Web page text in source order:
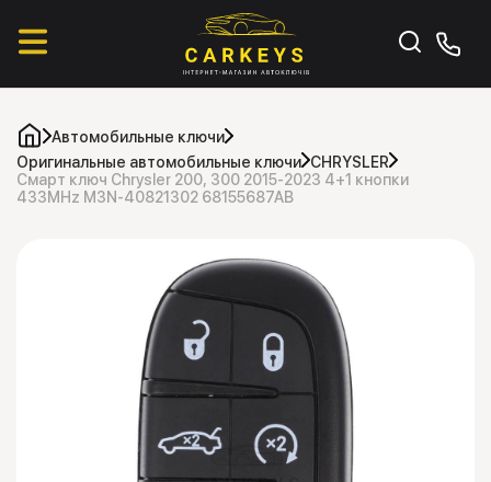
Автомобильные ключи
Оригинальные автомобильные ключи CHRYSLER
Смарт ключ Chrysler 200, 300 2015-2023 4+1 кнопки
433MHz M3N-40821302 68155687AB